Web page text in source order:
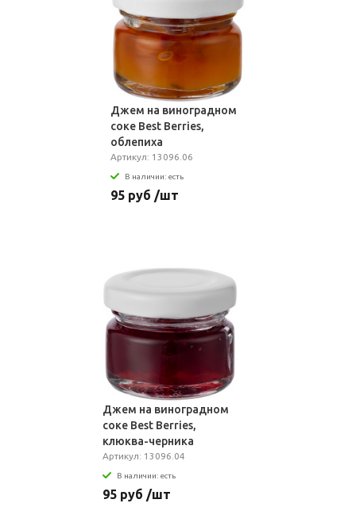
Джем на виноградном
соке Best Berries,
облепиха
Артикул: 13096.06
В наличии: есть
95 руб /шт
Джем на виноградном
соке Best Berries,
клюква-черника
Артикул: 13096.04
В наличии: есть
95 руб /шт